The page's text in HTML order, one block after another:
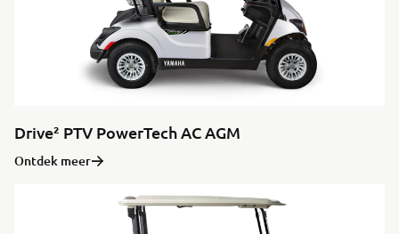
Drive² PTV PowerTech AC AGM
Ontdek meer